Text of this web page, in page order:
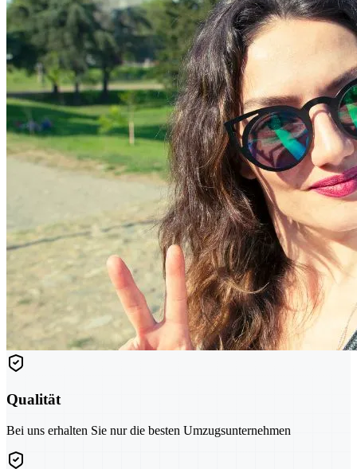
Qualität
Bei uns erhalten Sie nur die besten Umzugsunternehmen